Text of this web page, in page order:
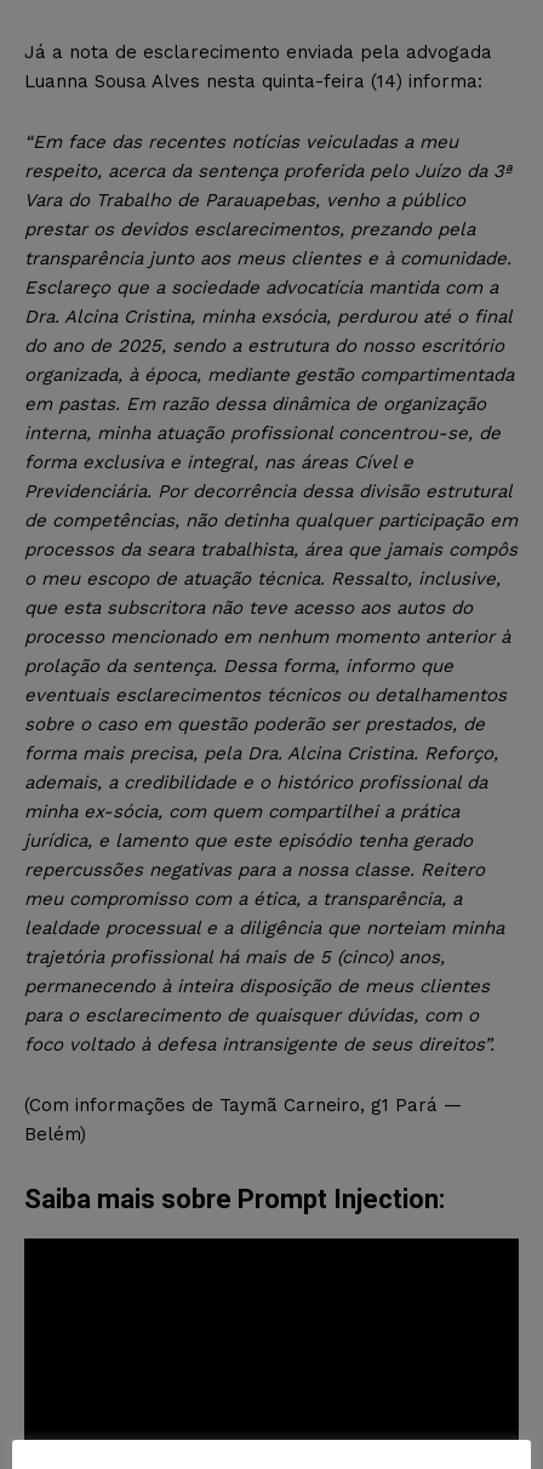
Já a nota de esclarecimento enviada pela advogada
Luanna Sousa Alves nesta quinta-feira (14) informa:
“Em face das recentes notícias veiculadas a meu
respeito, acerca da sentença proferida pelo Juízo da 3ª
Vara do Trabalho de Parauapebas, venho a público
prestar os devidos esclarecimentos, prezando pela
transparência junto aos meus clientes e à comunidade.
Esclareço que a sociedade advocatícia mantida com a
Dra. Alcina Cristina, minha exsócia, perdurou até o final
do ano de 2025, sendo a estrutura do nosso escritório
organizada, à época, mediante gestão compartimentada
em pastas. Em razão dessa dinâmica de organização
interna, minha atuação profissional concentrou-se, de
forma exclusiva e integral, nas áreas Cível e
Previdenciária. Por decorrência dessa divisão estrutural
de competências, não detinha qualquer participação em
processos da seara trabalhista, área que jamais compôs
o meu escopo de atuação técnica. Ressalto, inclusive,
que esta subscritora não teve acesso aos autos do
processo mencionado em nenhum momento anterior à
prolação da sentença. Dessa forma, informo que
eventuais esclarecimentos técnicos ou detalhamentos
sobre o caso em questão poderão ser prestados, de
forma mais precisa, pela Dra. Alcina Cristina. Reforço,
ademais, a credibilidade e o histórico profissional da
minha ex-sócia, com quem compartilhei a prática
jurídica, e lamento que este episódio tenha gerado
repercussões negativas para a nossa classe. Reitero
meu compromisso com a ética, a transparência, a
lealdade processual e a diligência que norteiam minha
trajetória profissional há mais de 5 (cinco) anos,
permanecendo à inteira disposição de meus clientes
para o esclarecimento de quaisquer dúvidas, com o
foco voltado à defesa intransigente de seus direitos”.
(Com informações de Taymã Carneiro, g1 Pará —
Belém)
Saiba mais sobre Prompt Injection: